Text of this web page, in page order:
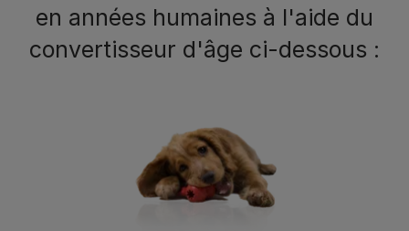
en années humaines à l'aide du
convertisseur d'âge ci-dessous :